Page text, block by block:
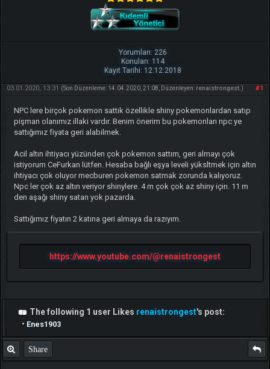
Yorumları: 226
Konuları: 114
Kayıt Tarihi: 12.12.2018
#1
03.01.2020, 13:31 (Son Düzenleme: 14.04.2020, 21:08, Düzenleyen:renaistrongest.)
NPC lere birçok pokemon sattık özellikle shiny pokemonlardan satıp
pişman olanımız illaki vardır. Benim önerim bu pokemonları npc ye
sattığımız fiyata geri alabilmek.
Acil altın ihtiyacı yüzünden çok pokemon sattım, geri almayı çok
istiyorum CeFurkan lütfen. Hesaba bağlı eşya leveli yüksltmek için altın
ihtiyacı çok oluyor mecburen pokemon satmak zorunda kalıyoruz.
Npc ler çok az altın veriyor shinylere. 4 m çok çok az shiny için. 11 m
den aşağı shiny satan yok pazarda.
Sattığımız fiyatın 2 katına geri almaya da razıyım.
https://www.youtube.com/@renaistrongest
The following 1 user Likes renaistrongest's post:
• Enes1903
Share